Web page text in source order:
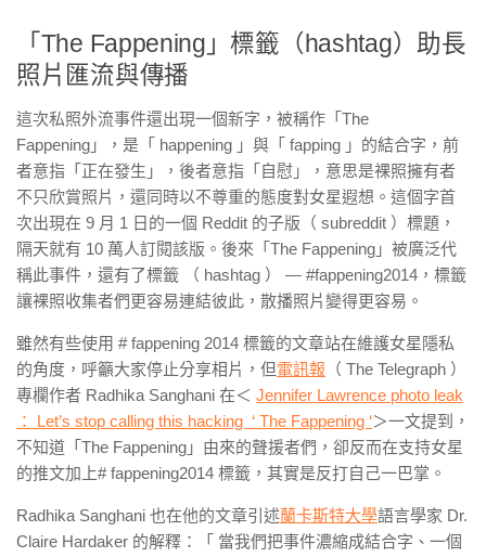
「The Fappening」標籤（hashtag）助長
照片匯流與傳播
這次私照外流事件還出現一個新字，被稱作「The
Fappening」，是「 happening 」與「 fapping 」的結合字，前
者意指「正在發生」，後者意指「自慰」，意思是裸照擁有者
不只欣賞照片，還同時以不尊重的態度對女星遐想。這個字首
次出現在 9 月 1 日的一個 Reddit 的子版（ subreddit ）標題，
隔天就有 10 萬人訂閱該版。後來「The Fappening」被廣泛代
稱此事件，還有了標籤 （ hashtag ） ― #fappening2014，標籤
讓裸照收集者們更容易連結彼此，散播照片變得更容易。
雖然有些使用 # fappening 2014 標籤的文章站在維護女星隱私
的角度，呼籲大家停止分享相片，但電訊報 （ The Telegraph ）
專欄作者 Radhika Sanghani 在＜ Jennifer Lawrence photo leak
： Let’s stop calling this hacking ‘ The Fappening ‘＞一文提到，
不知道「The Fappening」由來的聲援者們，卻反而在支持女星
的推文加上# fappening2014 標籤，其實是反打自己一巴掌。
Radhika Sanghani 也在他的文章引述蘭卡斯特大學語言學家 Dr.
Claire Hardaker 的解釋：「 當我們把事件濃縮成結合字、一個